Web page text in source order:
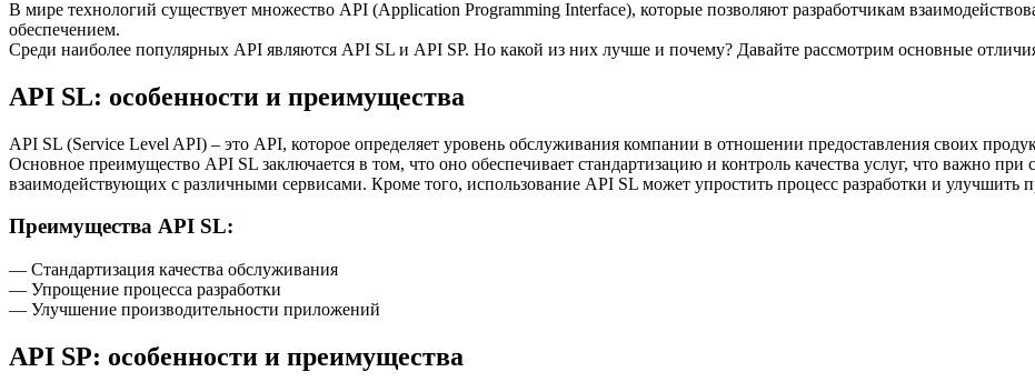
В мире технологий существует множество API (Application Programming Interface), которые позволяют разработчикам
обеспечением.
Среди наиболее популярных API являются API SL и API SP. Но какой из них лучше и почему? Давайте рассмотрим основные
API SL: особенности и преимущества
API SL (Service Level API) – это API, которое определяет уровень обслуживания компании в отношении предоставления своих
Основное преимущество API SL заключается в том, что оно обеспечивает стандартизацию и контроль качества услуг, что важно
взаимодействующих с различными сервисами. Кроме того, использование API SL может упростить процесс разработки и улучшить
Преимущества API SL:
— Стандартизация качества обслуживания
— Упрощение процесса разработки
— Улучшение производительности приложений
API SP: особенности и преимущества